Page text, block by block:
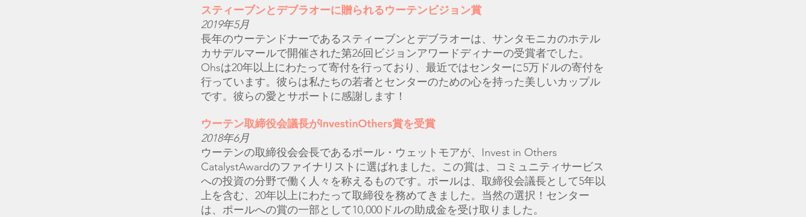
スティーブンとデブラオーに贈られるウーテンビジョン賞
2019年5月
長年のウーテンドナーであるスティーブンとデブラオーは、サンタモニカのホテル
カサデルマールで開催された第26回ビジョンアワードディナーの受賞者でした。
Ohsは20年以上にわたって寄付を行っており、最近ではセンターに5万ドルの寄付を
行っています。彼らは私たちの若者とセンターのための心を持った美しいカップル
です。彼らの愛とサポートに感謝します！
ウーテン取締役会議長がInvestinOthers賞を受賞
2018年6月
ウーテンの取締役会会長であるポール・ウェットモアが、Invest in Others
CatalystAwardのファイナリストに選ばれました。この賞は、コミュニティサービス
への投資の分野で働く人々を称えるものです。ポールは、取締役会議長として5年以
上を含む、20年以上にわたって取締役を務めてきました。当然の選択！センター
は、ポールへの賞の一部として10,000ドルの助成金を受け取りました。